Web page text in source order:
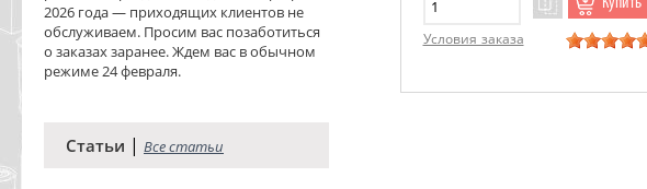
2026 года — приходящих клиентов не
обслуживаем. Просим вас позаботиться
о заказах заранее. Ждем вас в обычном
режиме 24 февраля.
Статьи | Все статьи
Условия заказа